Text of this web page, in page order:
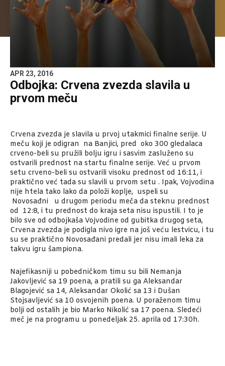
APR 23, 2016
Odbojka: Crvena zvezda slavila u
prvom meču
Crvena zvezda je slavila u prvoj utakmici finalne serije. U
meču koji je odigran na Banjici, pred oko 300 gledalaca
crveno-beli su pružili bolju igru i sasvim zasluženo su
ostvarili prednost na startu finalne serije. Već u prvom
setu crveno-beli su ostvarili visoku prednost od 16:11, i
praktično već tada su slavili u prvom setu . Ipak, Vojvodina
nije htela tako lako da položi koplje, uspeli su
Novosađni u drugom periodu meča da steknu prednost
od 12:8, i tu prednost do kraja seta nisu ispustili. I to je
bilo sve od odbojkaša Vojvodine od gubitka drugog seta,
Crvena zvezda je podigla nivo igre na još veću lestvicu, i tu
su se praktično Novosađani predali jer nisu imali leka za
takvu igru šampiona.
Najefikasniji u pobedničkom timu su bili Nemanja
Jakovljević sa 19 poena, a pratili su ga Aleksandar
Blagojević sa 14, Aleksandar Okolić sa 13 i Dušan
Stojsavljević sa 10 osvojenih poena. U poraženom timu
bolji od ostalih je bio Marko Nikolić sa 17 poena. Sledeći
meč je na programu u ponedeljak 25. aprila od 17:30h.